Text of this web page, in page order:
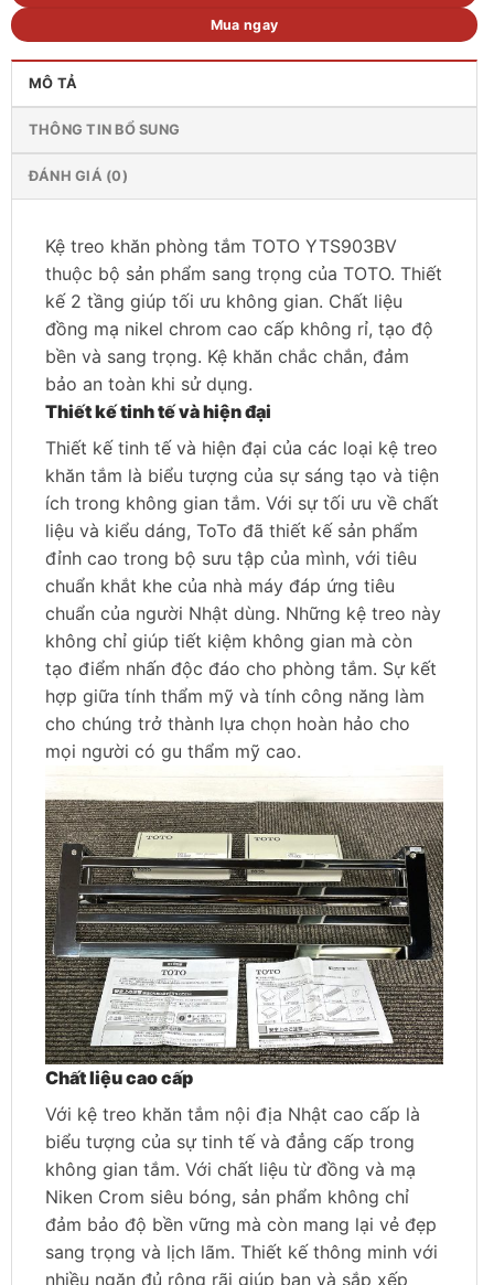
Mua ngay
MÔ TẢ
THÔNG TIN BỔ SUNG
ĐÁNH GIÁ (0)
Kệ treo khăn phòng tắm TOTO YTS903BV
thuộc bộ sản phẩm sang trọng của TOTO. Thiết
kế 2 tầng giúp tối ưu không gian. Chất liệu
đồng mạ nikel chrom cao cấp không rỉ, tạo độ
bền và sang trọng. Kệ khăn chắc chắn, đảm
bảo an toàn khi sử dụng.
Thiết kế tinh tế và hiện đại
Thiết kế tinh tế và hiện đại của các loại kệ treo
khăn tắm là biểu tượng của sự sáng tạo và tiện
ích trong không gian tắm. Với sự tối ưu về chất
liệu và kiểu dáng, ToTo đã thiết kế sản phẩm
đỉnh cao trong bộ sưu tập của mình, với tiêu
chuẩn khắt khe của nhà máy đáp ứng tiêu
chuẩn của người Nhật dùng. Những kệ treo này
không chỉ giúp tiết kiệm không gian mà còn
tạo điểm nhấn độc đáo cho phòng tắm. Sự kết
hợp giữa tính thẩm mỹ và tính công năng làm
cho chúng trở thành lựa chọn hoàn hảo cho
mọi người có gu thẩm mỹ cao.
Chất liệu cao cấp
Với kệ treo khăn tắm nội địa Nhật cao cấp là
biểu tượng của sự tinh tế và đẳng cấp trong
không gian tắm. Với chất liệu từ đồng và mạ
Niken Crom siêu bóng, sản phẩm không chỉ
đảm bảo độ bền vững mà còn mang lại vẻ đẹp
sang trọng và lịch lãm. Thiết kế thông minh với
nhiều ngăn đủ rộng rãi giúp bạn và sắp xếp